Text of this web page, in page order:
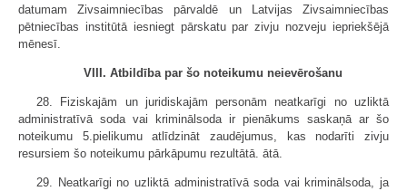
datumam Zivsaimniecības pārvaldē un Latvijas Zivsaimniecības
pētniecības institūtā iesniegt pārskatu par zivju nozveju iepriekšējā
mēnesī.
VIII. Atbildība par šo noteikumu neievērošanu
28. Fiziskajām un juridiskajām personām neatkarīgi no uzliktā
administratīvā soda vai kriminālsoda ir pienākums saskaņā ar šo
noteikumu 5.pielikumu atlīdzināt zaudējumus, kas nodarīti zivju
resursiem šo noteikumu pārkāpumu rezultātā. ātā.
29. Neatkarīgi no uzliktā administratīvā soda vai kriminālsoda, ja